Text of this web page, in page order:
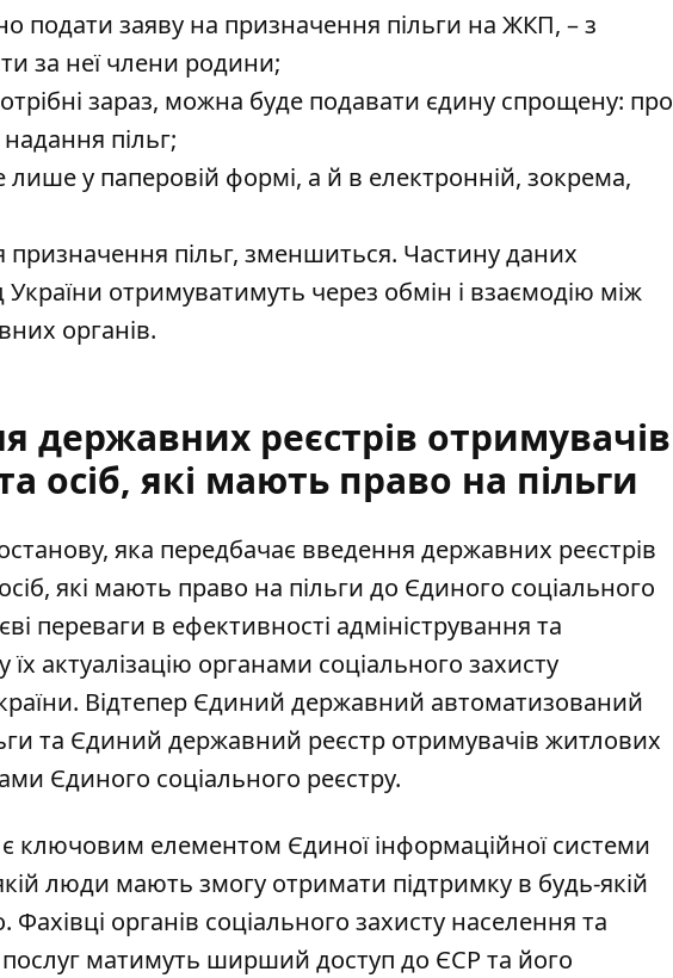
подати заяву на призначення пільги на ЖКП, – з
за неї члени родини;
зараз, можна буде подавати єдину спрощену: про
пільг;
у паперовій формі, а й в електронній, зокрема,
призначення пільг, зменшиться. Частину даних
отримуватимуть через обмін і взаємодію між
органів.
державних реєстрів отримувачів
осіб, які мають право на пільги
яка передбачає введення державних реєстрів
які мають право на пільги до Єдиного соціального
переваги в ефективності адміністрування та
актуалізацію органами соціального захисту
Відтепер Єдиний державний автоматизований
та Єдиний державний реєстр отримувачів житлових
Єдиного соціального реєстру.
ключовим елементом Єдиної інформаційної системи
люди мають змогу отримати підтримку в будь-якій
​​органів соціального захисту населення та
послуг матимуть ширший доступ до ЄСР та його